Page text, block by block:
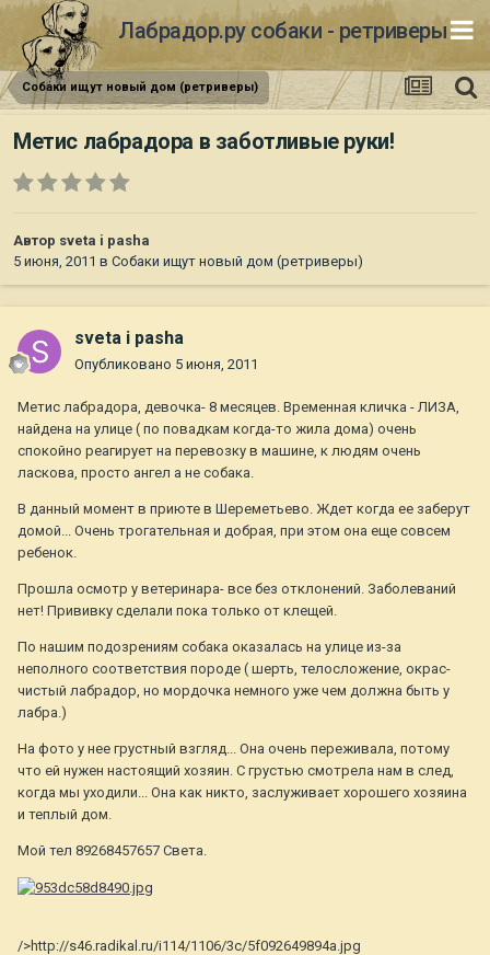
Лабрадор.ру собаки - ретриверы
Собаки ищут новый дом (ретриверы)
Метис лабрадора в заботливые руки!
Автор sveta i pasha
5 июня, 2011 в Собаки ищут новый дом (ретриверы)
sveta i pasha
Опубликовано 5 июня, 2011
Метис лабрадора, девочка- 8 месяцев. Временная кличка - ЛИЗА,
найдена на улице ( по повадкам когда-то жила дома) очень
спокойно реагирует на перевозку в машине, к людям очень
ласкова, просто ангел а не собака.
В данный момент в приюте в Шереметьево. Ждет когда ее заберут
домой... Очень трогательная и добрая, при этом она еще совсем
ребенок.
Прошла осмотр у ветеринара- все без отклонений. Заболеваний
нет! Прививку сделали пока только от клещей.
По нашим подозрениям собака оказалась на улице из-за
неполного соответствия породе ( шерть, телосложение, окрас-
чистый лабрадор, но мордочка немного уже чем должна быть у
лабра.)
На фото у нее грустный взгляд... Она очень переживала, потому
что ей нужен настоящий хозяин. С грустью смотрела нам в след,
когда мы уходили... Она как никто, заслуживает хорошего хозяина
и теплый дом.
Мой тел 89268457657 Света.
/>http://s46.radikal.ru/i114/1106/3c/5f092649894a.jpg